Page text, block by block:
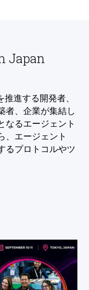
Japan
進する開発者、
者、企業が集結し
なるエージェント
、エージェント
るプロトコルやツ